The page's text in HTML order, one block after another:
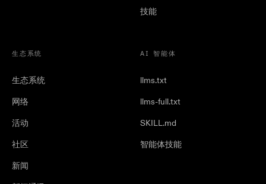
技能
生态系统
生态系统
网络
活动
社区
新闻
AI 智能体
llms.txt
llms-full.txt
SKILL.md
智能体技能